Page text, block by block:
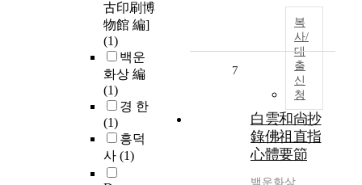
古印刷博
物館 編]
(1)
백운
화상 編
(1)
경 한
(1)
흥덕
사 (1)
복
사/
대
출
신
청
7
白雲和尙抄
錄佛祖直指
心體要節
백운화상